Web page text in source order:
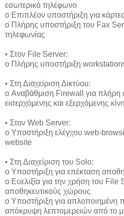
εσωτερικό τηλέφωνο
o Επιπλέον υποστήριξη για
o Πλήρης υποστήριξη του Fax
τηλεφωνίας
• Στον File Server:
o Πλήρης υποστήριξη
• Στη Διαχείριση Δικτύου:
o Αναβάθμιση Firewall για πλήρη
εισερχόμενης και εξερχόμενης
• Στον Web Server:
o Υποστήριξη ελέγχου web-
website
• Στη Διαχείριση του Solo:
o Υποστήριξη για επέκταση
o Ευελιξία για την χρήση του File
αποθηκευτικούς χώρους
o Υποστήριξη για απλοποιημένη
απόκρυψη λεπτομερειών από το